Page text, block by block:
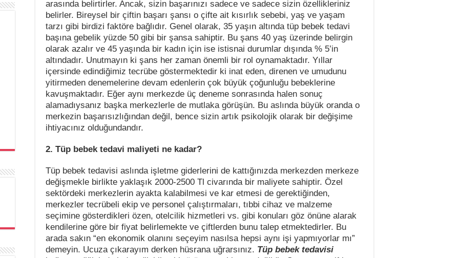
arasında belirtirler. Ancak, sizin başarınızı sadece ve sadece sizin özellikleriniz
belirler. Bireysel bir çiftin başarı şansı o çifte ait kısırlık sebebi, yaş ve yaşam
tarzı gibi birdizi faktöre bağlıdır. Genel olarak, 35 yaşın altında tüp bebek tedavi
başına gebelik yüzde 50 gibi bir şansa sahiptir. Bu şans 40 yaş üzerinde belirgin
olarak azalır ve 45 yaşında bir kadın için ise istisnai durumlar dışında % 5’in
altındadır. Unutmayın ki şans her zaman önemli bir rol oynamaktadır. Yıllar
içersinde edindiğimiz tecrübe göstermektedir ki inat eden, direnen ve umudunu
yitirmeden denemelerine devam edenlerin çok büyük çoğunluğu bebeklerine
kavuşmaktadır. Eğer aynı merkezde üç deneme sonrasında halen sonuç
alamadıysanız başka merkezlerle de mutlaka görüşün. Bu aslında büyük oranda o
merkezin başarısızlığından değil, bence sizin artık psikolojik olarak bir değişime
ihtiyacınız olduğundandır.
2. Tüp bebek tedavi maliyeti ne kadar?
Tüp bebek tedavisi aslında işletme giderlerini de kattığınızda merkezden merkeze
değişmekle birlikte yaklaşık 2000-2500 Tl civarında bir maliyete sahiptir. Özel
sektördeki merkezlerin ayakta kalabilmesi ve kar etmesi de gerektiğinden,
merkezler tecrübeli ekip ve personel çalıştırmaları, tıbbi cihaz ve malzeme
seçimine gösterdikleri özen, otelcilik hizmetleri vs. gibi konuları göz önüne alarak
kendilerine göre bir fiyat belirlemekte ve çiftlerden bunu talep etmektedirler. Bu
arada sakın “en ekonomik olanını seçeyim nasılsa hepsi aynı işi yapmıyorlar mı”
demeyin. Ucuza çıkarayım derken hüsrana uğrarsınız. Tüp bebek tedavisi